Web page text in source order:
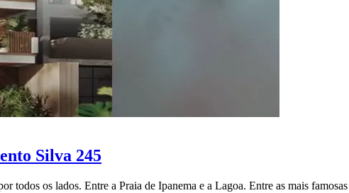
Silva 245
todos os lados. Entre a Praia de Ipanema e a Lagoa. Entre as mais